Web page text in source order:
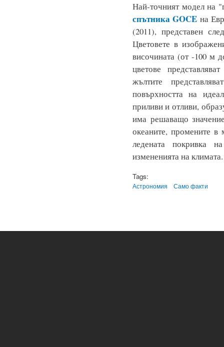
Най-точният модел на
спътника GOCE на
(2011), представен
Цветовете в
височината (от -100 м
цветове
жълтите
повърхността на
приливи и отливи,
има решаващо
океаните, промените
ледената покривка
измененията на
Tags:
Астрономия Само факти